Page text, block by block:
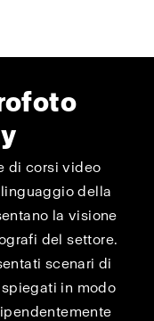
di corsi video
della
la visione
del settore.
scenari di
in modo